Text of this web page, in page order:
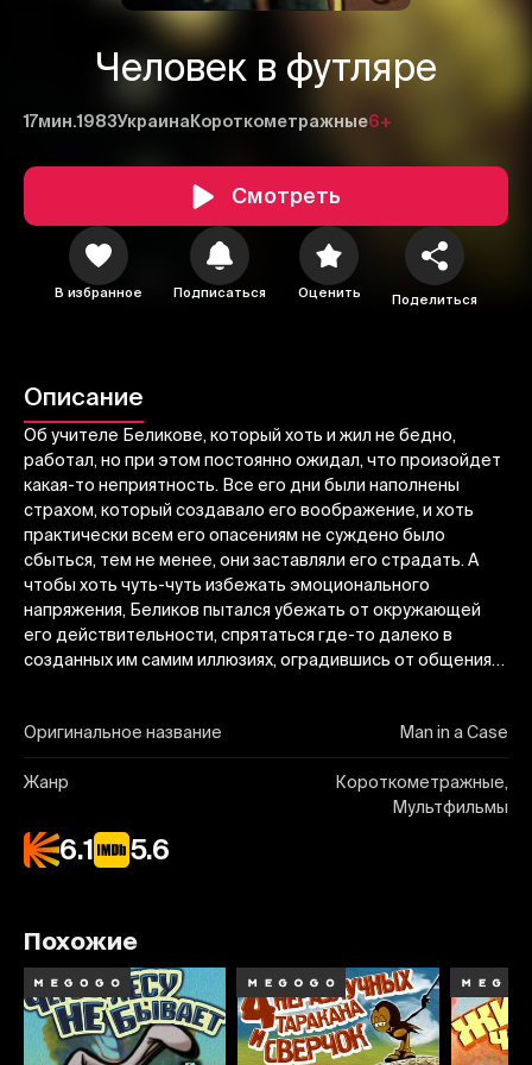
Человек в футляре
17мин.1983Украина Короткометражные6+
Смотреть
В избранное Подписаться Оценить Поделиться
Описание
Об учителе Беликове, который хоть и жил не бедно,
работал, но при этом постоянно ожидал, что произойдет
какая-то неприятность. Все его дни были наполнены
страхом, который создавало его воображение, и хоть
практически всем его опасениям не суждено было
сбыться, тем не менее, они заставляли его страдать. А
чтобы хоть чуть-чуть избежать эмоционального
напряжения, Беликов пытался убежать от окружающей
его действительности, спрятаться где-то далеко в
созданных им самим иллюзиях, оградившись от общения…
Оригинальное название Man in a Case
Жанр
Короткометражные,
Мультфильмы
6.1 5.6
Отправить
Похожие
Отменить